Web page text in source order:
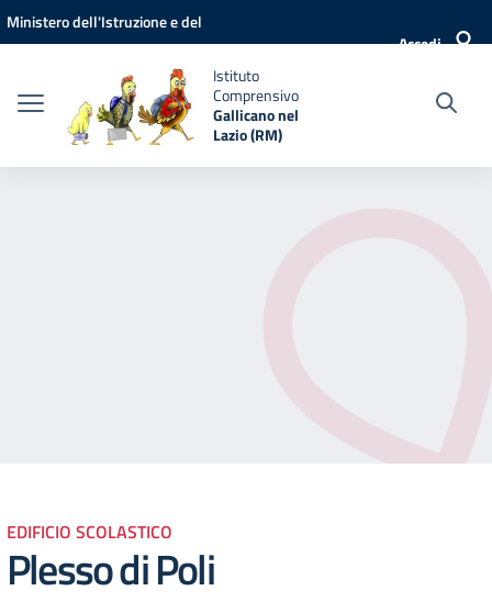
Vai ai contenuti
Vai al menu di navigazione
Vai al footer
Ministero dell'Istruzione e del
Accedi
Istituto
Comprensivo
Gallicano nel
Lazio (RM)
EDIFICIO SCOLASTICO
Plesso di Poli